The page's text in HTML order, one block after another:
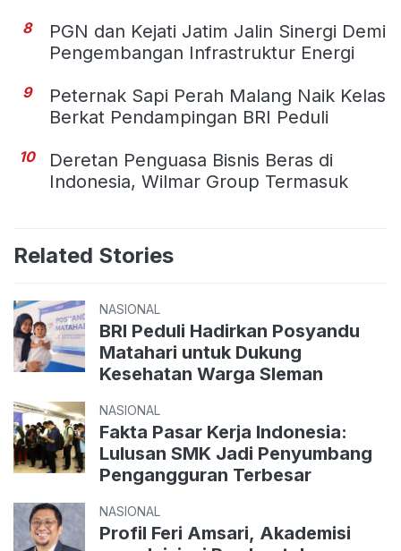
8
PGN dan Kejati Jatim Jalin Sinergi Demi
Pengembangan Infrastruktur Energi
9
Peternak Sapi Perah Malang Naik Kelas
Berkat Pendampingan BRI Peduli
10
Deretan Penguasa Bisnis Beras di
Indonesia, Wilmar Group Termasuk
Related Stories
NASIONAL
BRI Peduli Hadirkan Posyandu
Matahari untuk Dukung
Kesehatan Warga Sleman
NASIONAL
Fakta Pasar Kerja Indonesia:
Lulusan SMK Jadi Penyumbang
Pengangguran Terbesar
NASIONAL
Profil Feri Amsari, Akademisi